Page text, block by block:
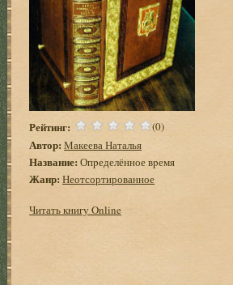
Рейтинг: (0)
Автор: Макеева Наталья
Название: Опpеделённое вpемя
Жанр: Неотсортированное
Читать книгу Online